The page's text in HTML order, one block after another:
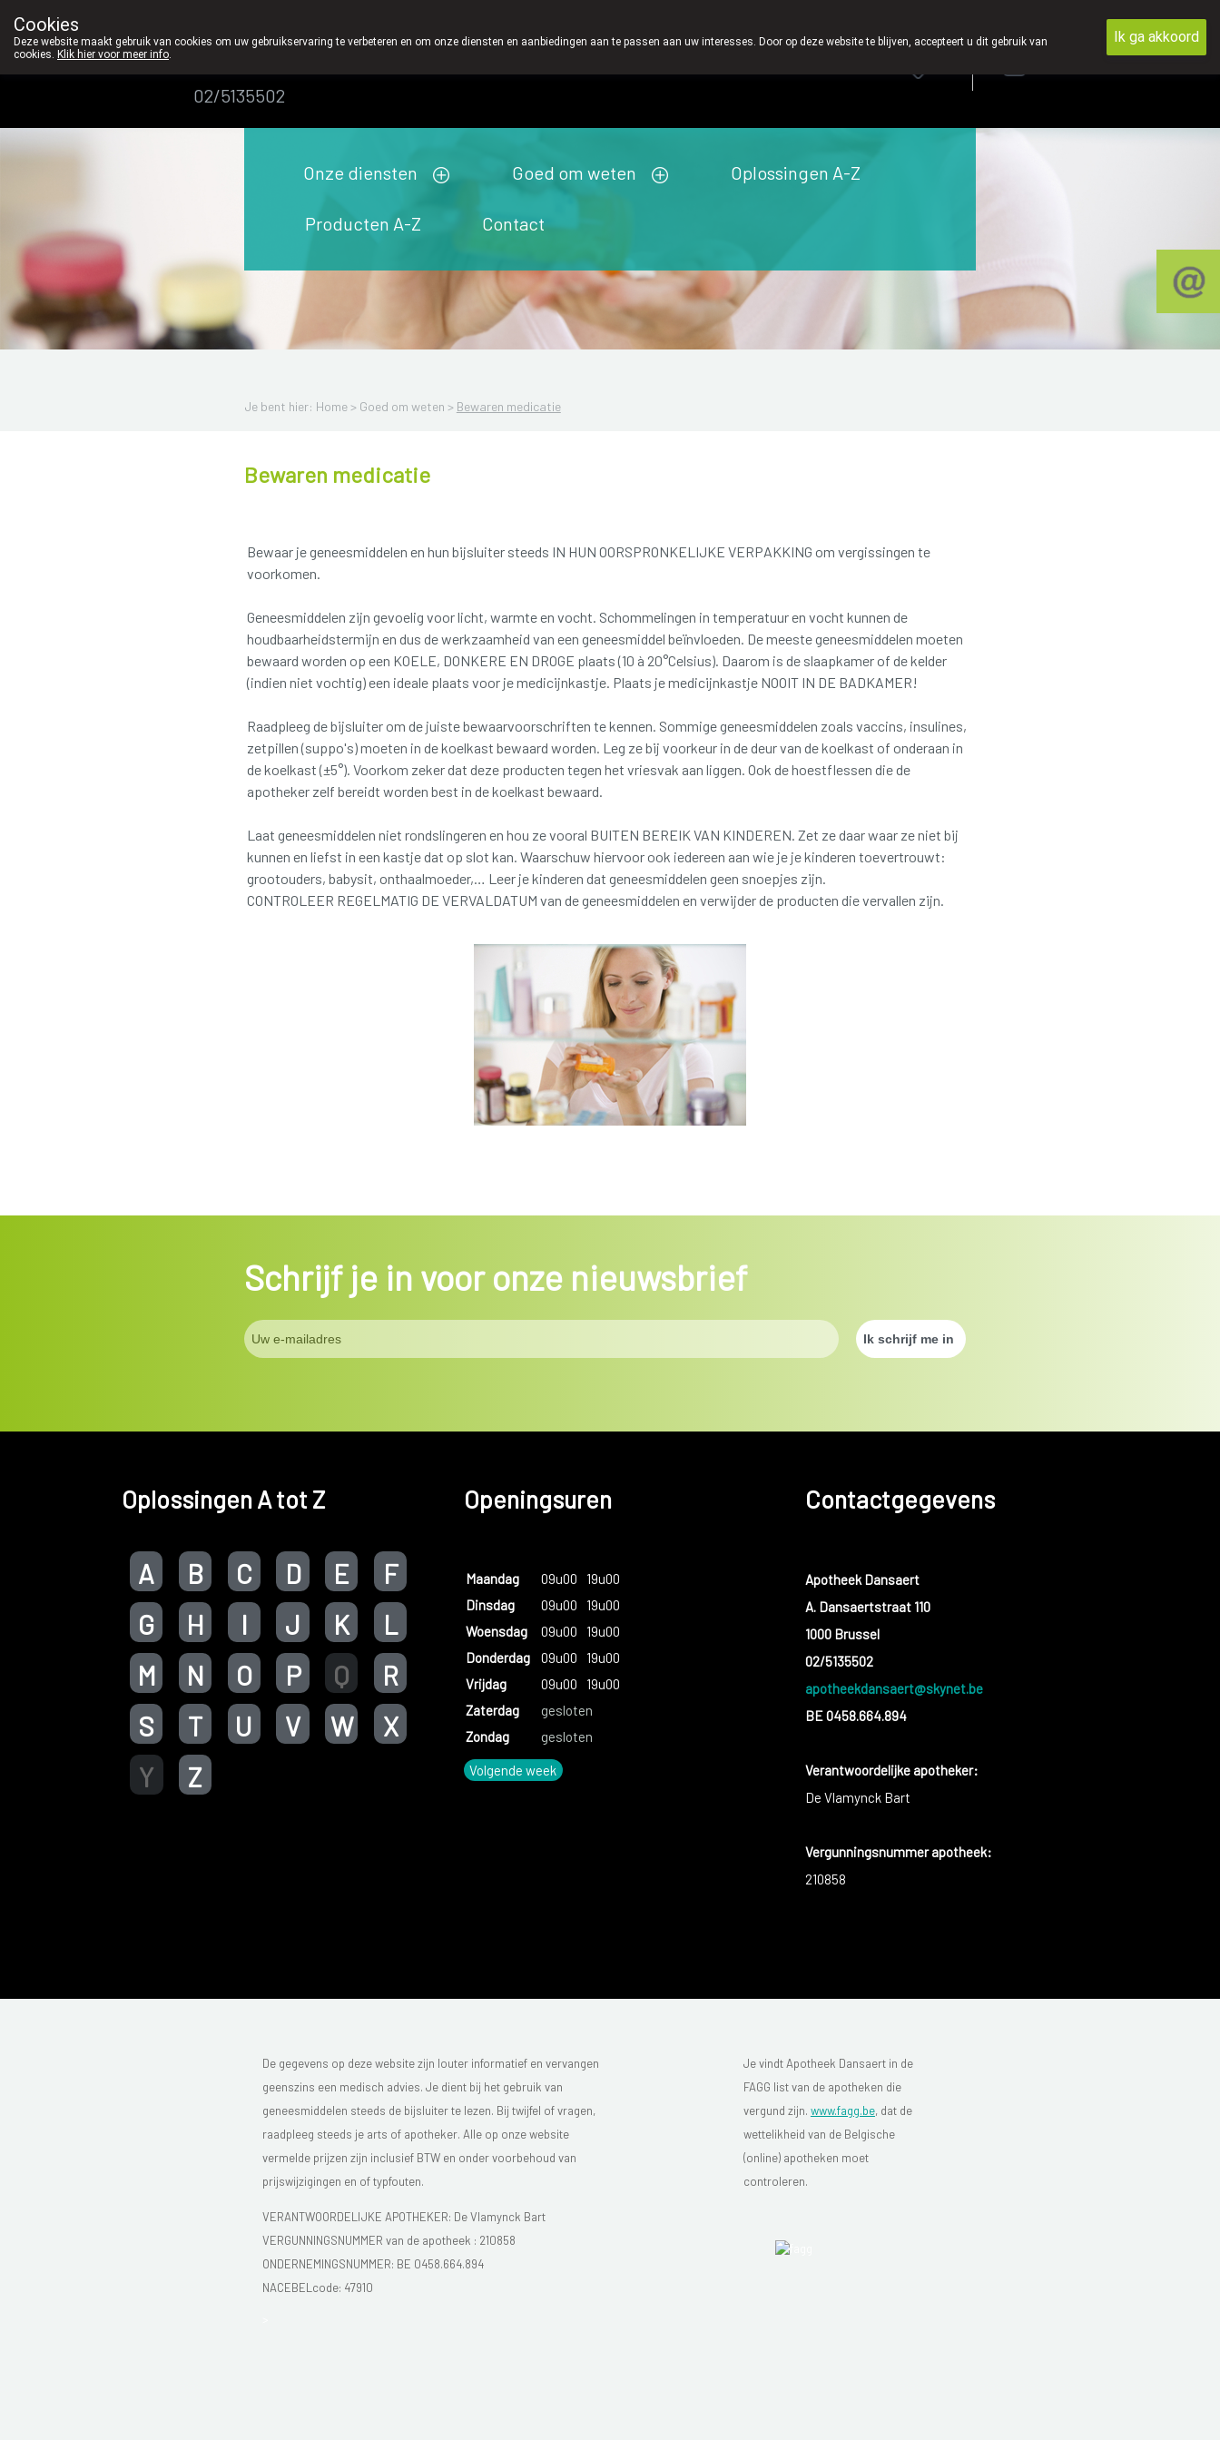
We vinden persoonlijk contact in de apotheek zeer belangrijk, vandaar dat wij geen producten verzenden per post.
Apotheek
02/5135502
Onze diensten Goed om weten Oplossingen A-Z
Producten A-Z Contact
Je bent hier: Home > Goed om weten > Bewaren medicatie
Bewaren medicatie
Bewaar je geneesmiddelen en hun bijsluiter steeds IN HUN OORSPRONKELIJKE VERPAKKING om vergissingen te
voorkomen.
Geneesmiddelen zijn gevoelig voor licht, warmte en vocht. Schommelingen in temperatuur en vocht kunnen de
houdbaarheidstermijn en dus de werkzaamheid van een geneesmiddel beïnvloeden. De meeste geneesmiddelen moeten
bewaard worden op een KOELE, DONKERE EN DROGE plaats (10 à 20°Celsius). Daarom is de slaapkamer of de kelder
(indien niet vochtig) een ideale plaats voor je medicijnkastje. Plaats je medicijnkastje NOOIT IN DE BADKAMER!
Raadpleeg de bijsluiter om de juiste bewaarvoorschriften te kennen. Sommige geneesmiddelen zoals vaccins, insulines,
zetpillen (suppo's) moeten in de koelkast bewaard worden. Leg ze bij voorkeur in de deur van de koelkast of onderaan in
de koelkast (±5°). Voorkom zeker dat deze producten tegen het vriesvak aan liggen. Ook de hoestflessen die de
apotheker zelf bereidt worden best in de koelkast bewaard.
Laat geneesmiddelen niet rondslingeren en hou ze vooral BUITEN BEREIK VAN KINDEREN. Zet ze daar waar ze niet bij
kunnen en liefst in een kastje dat op slot kan. Waarschuw hiervoor ook iedereen aan wie je je kinderen toevertrouwt:
grootouders, babysit, onthaalmoeder,… Leer je kinderen dat geneesmiddelen geen snoepjes zijn.
CONTROLEER REGELMATIG DE VERVALDATUM van de geneesmiddelen en verwijder de producten die vervallen zijn.
Schrijf je in voor onze nieuwsbrief
Oplossingen A tot Z
A B C D E
F
G
H I J K
L
M
N O P Q
R
S
T U V W
X
Y
Z
Openingsuren
Maandag 09u00
19u00
Dinsdag
09u00
19u00
Woensdag
09u00
19u00
Donderdag
09u00
19u00
Vrijdag
09u00
19u00
Zaterdag
gesloten
Zondag
gesloten
Volgende week
Contactgegevens
Apotheek Dansaert
A. Dansaertstraat 110
1000 Brussel
02/5135502
apotheekdansaert@skynet.be
BE 0458.664.894
Verantwoordelijke apotheker:
De Vlamynck Bart
Vergunningsnummer apotheek:
210858
De gegevens op deze website zijn louter informatief en vervangen
geenszins een medisch advies. Je dient bij het gebruik van
geneesmiddelen steeds de bijsluiter te lezen. Bij twijfel of vragen,
raadpleeg steeds je arts of apotheker. Alle op onze website
vermelde prijzen zijn inclusief BTW en onder voorbehoud van
prijswijzigingen en of typfouten.
VERANTWOORDELIJKE APOTHEKER: De Vlamynck Bart
VERGUNNINGSNUMMER van de apotheek : 210858
ONDERNEMINGSNUMMER: BE 0458.664.894
NACEBELcode: 47910
Je vindt Apotheek Dansaert in de
FAGG list van de apotheken die
vergund zijn. www.fagg.be, dat de
wettelikheid van de Belgische
(online) apotheken moet
controleren.
Cookies
Deze website maakt gebruik van cookies om uw gebruikservaring te verbeteren en om onze diensten en aanbiedingen aan te passen aan uw interesses. Door op deze website te blijven, accepteert u dit gebruik van
cookies. Klik hier voor meer info.
Ik ga akkoord